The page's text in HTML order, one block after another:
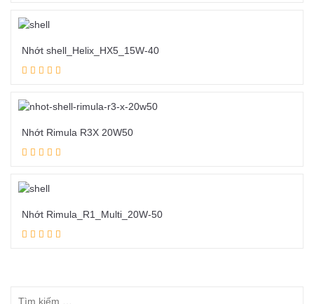
Nhớt shell_Helix_HX5_15W-40
Nhớt Rimula R3X 20W50
Nhớt Rimula_R1_Multi_20W-50